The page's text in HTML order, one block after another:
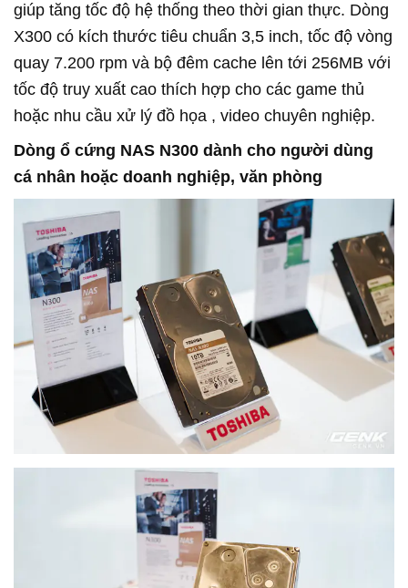
giúp tăng tốc độ hệ thống theo thời gian thực. Dòng
X300 có kích thước tiêu chuẩn 3,5 inch, tốc độ vòng
quay 7.200 rpm và bộ đêm cache lên tới 256MB với
tốc độ truy xuất cao thích hợp cho các game thủ
hoặc nhu cầu xử lý đồ họa , video chuyên nghiệp.
Dòng ổ cứng NAS N300 dành cho người dùng
cá nhân hoặc doanh nghiệp, văn phòng